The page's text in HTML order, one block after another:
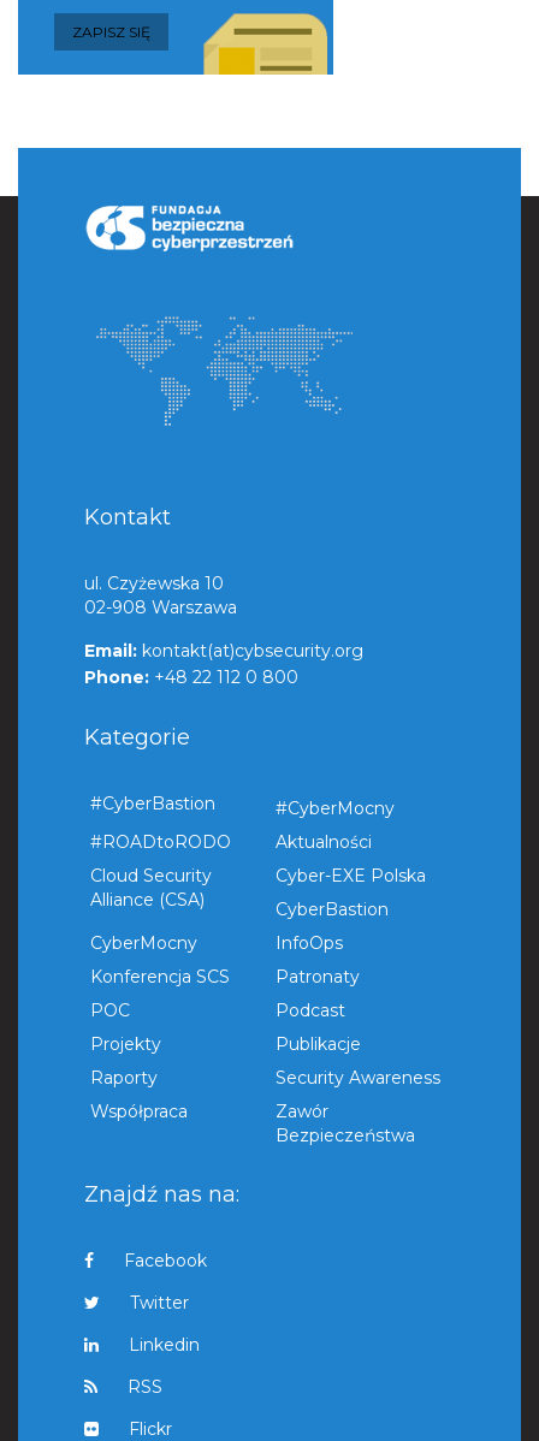
Kontakt
ul. Czyżewska 10
02-908 Warszawa
Email: kontakt(at)cybsecurity.org
Phone: +48 22 112 0 800
Kategorie
#CyberBastion
#CyberMocny
#ROADtoRODO
Aktualności
Cloud Security
Alliance (CSA)
Cyber-EXE Polska
CyberBastion
CyberMocny
InfoOps
Konferencja SCS
Patronaty
POC
Podcast
Projekty
Publikacje
Raporty
Security Awareness
Współpraca
Zawór
Bezpieczeństwa
Znajdź nas na:
Facebook
Twitter
Linkedin
RSS
Flickr